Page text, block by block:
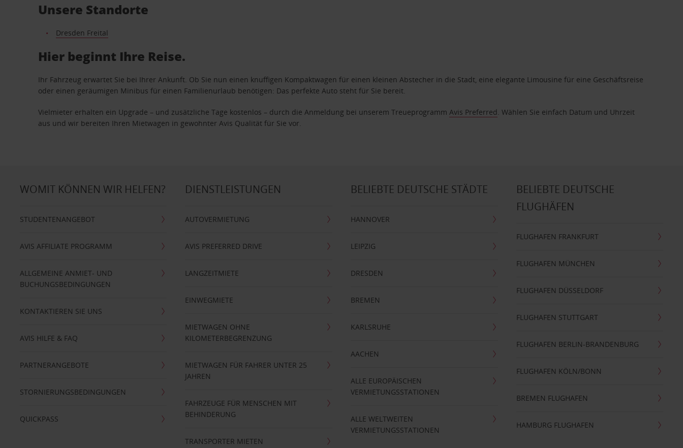
Unsere Standorte
Dresden Freital
Hier beginnt Ihre Reise.
Ihr Fahrzeug erwartet Sie bei Ihrer Ankunft. Ob Sie nun einen knuffigen Kompaktwagen für einen kleinen Abstecher in die Stadt, eine elegante Limousine für eine Geschäftsreise
oder einen geräumigen Minibus für einen Familienurlaub benötigen: Das perfekte Auto steht für Sie bereit.
Vielmieter erhalten ein Upgrade – und zusätzliche Tage kostenlos – durch die Anmeldung bei unserem TreueprogrammAvis Preferred. Wählen Sie einfach Datum und Uhrzeit
aus und wir bereiten Ihren Mietwagen in gewohnter Avis Qualität für Sie vor.
WOMIT KÖNNEN WIR HELFEN?
STUDENTENANGEBOT
AVIS AFFILIATE PROGRAMM
ALLGEMEINE ANMIET- UND
BUCHUNGSBEDINGUNGEN
KONTAKTIEREN SIE UNS
AVIS HILFE & FAQ
PARTNERANGEBOTE
STORNIERUNGSBEDINGUNGEN
QUICKPASS
DIENSTLEISTUNGEN
AUTOVERMIETUNG
AVIS PREFERRED DRIVE
LANGZEITMIETE
EINWEGMIETE
MIETWAGEN OHNE
KILOMETERBEGRENZUNG
MIETWAGEN FÜR FAHRER UNTER 25
JAHREN
FAHRZEUGE FÜR MENSCHEN MIT
BEHINDERUNG
TRANSPORTER MIETEN
BELIEBTE DEUTSCHE STÄDTE
HANNOVER
LEIPZIG
DRESDEN
BREMEN
KARLSRUHE
AACHEN
ALLE EUROPÄISCHEN
VERMIETUNGSSTATIONEN
ALLE WELTWEITEN
VERMIETUNGSSTATIONEN
BELIEBTE DEUTSCHE
FLUGHÄFEN
FLUGHAFEN FRANKFURT
FLUGHAFEN MÜNCHEN
FLUGHAFEN DÜSSELDORF
FLUGHAFEN STUTTGART
FLUGHAFEN BERLIN-BRANDENBURG
FLUGHAFEN KÖLN/BONN
BREMEN FLUGHAFEN
HAMBURG FLUGHAFEN